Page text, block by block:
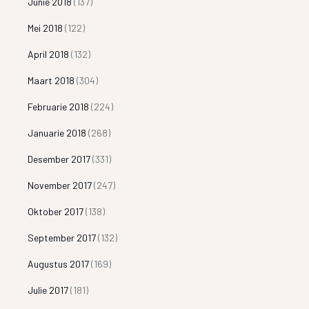
Mei 2018 (122)
April 2018 (132)
Maart 2018 (304)
Februarie 2018 (224)
Januarie 2018 (268)
Desember 2017(331)
November 2017(247)
Oktober 2017(138)
September 2017(132)
Augustus 2017(169)
Julie 2017(181)